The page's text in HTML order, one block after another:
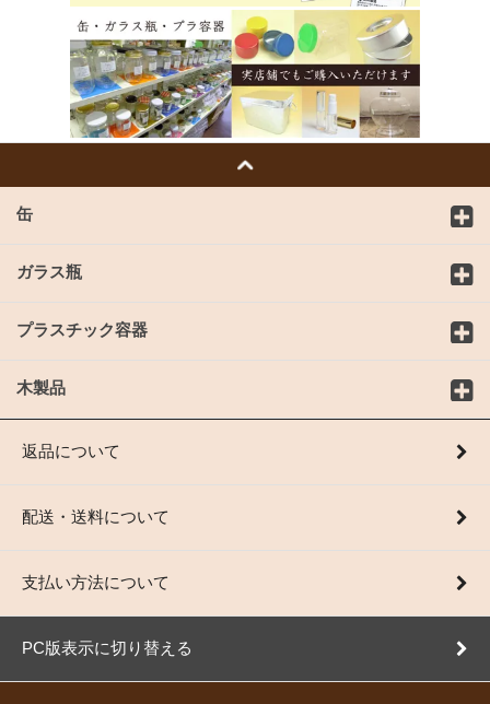
缶
ガラス瓶
プラスチック容器
木製品
返品について
配送・送料について
支払い方法について
PC版表示に切り替える